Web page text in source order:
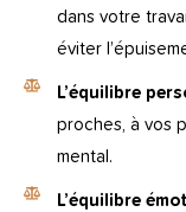
dans votre
éviter
L’équilibre
proches, à vos
mental.
L’équilibre